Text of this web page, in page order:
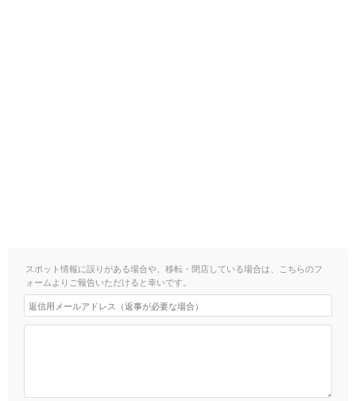
スポット情報に誤りがある場合や、移転・閉店している場合は、こちらのフ
ォームよりご報告いただけると幸いです。